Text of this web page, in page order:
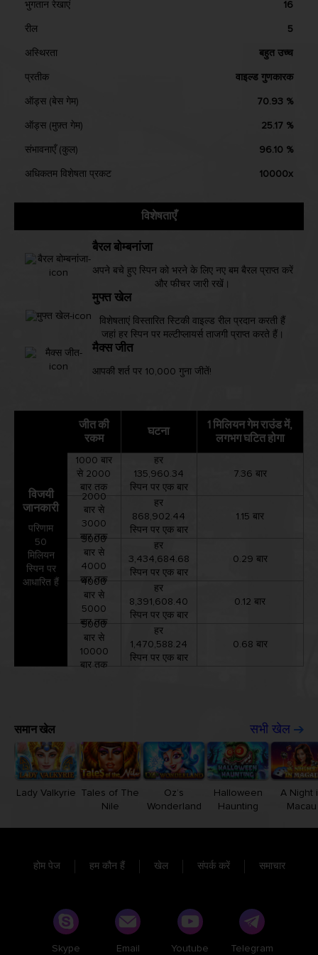
भुगतान रेखाएं 16
रील 5
अस्थिरता बहुत उच्च
प्रतीक वाइल्ड गुणकारक
ऑड्स (बेस गेम) 70.93 %
ऑड्स (मुफ़्त गेम) 25.17 %
संभावनाएँ (कुल) 96.10 %
अधिकतम विशेषता प्रकट 10000x
विशेषताएँ
बैरल बोम्बनांजा
अपने बचे हुए स्पिन को भरने के लिए नए बम बैरल प्राप्त करें
और फीचर जारी रखें।
मुफ्त खेल
विशेषताएं विस्तारित स्टिकी वाइल्ड रील प्रदान करती हैं
जहां हर स्पिन पर मल्टीप्लायर्स ताजगी प्राप्त करते हैं।
मैक्स जीत
आपकी शर्त पर 10,000 गुना जीतें!
विजयी
जानकारी
परिणाम
50
मिलियन
स्पिन पर
आधारित हैं
जीत की
रकम
1000 बार
से 2000
बार तक
2000
बार से
3000
बार तक
3000
बार से
4000
बार तक
4000
बार से
5000
बार तक
5000
बार से
10000
बार तक
घटना
हर
135,960.34
स्पिन पर एक बार
हर
868,902.44
स्पिन पर एक बार
हर
3,434,684.68
स्पिन पर एक बार
हर
8,391,608.40
स्पिन पर एक बार
हर
1,470,588.24
स्पिन पर एक बार
1 मिलियन गेम राउंड में,
लगभग घटित होगा
7.36 बार
1.15 बार
0.29 बार
0.12 बार
0.68 बार
समान खेल सभी खेल
Lady Valkyrie
Tales of The
Nile
Oz’s
Wonderland
Halloween
Haunting
A Night
Macau
होम पेज हम कौन हैं खेल संपर्क करें समाचार
Skype Email Youtube Telegram